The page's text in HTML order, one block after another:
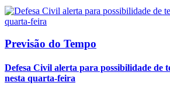
Previsão do Tempo
Defesa Civil alerta para possibilidade de
nesta quarta-feira